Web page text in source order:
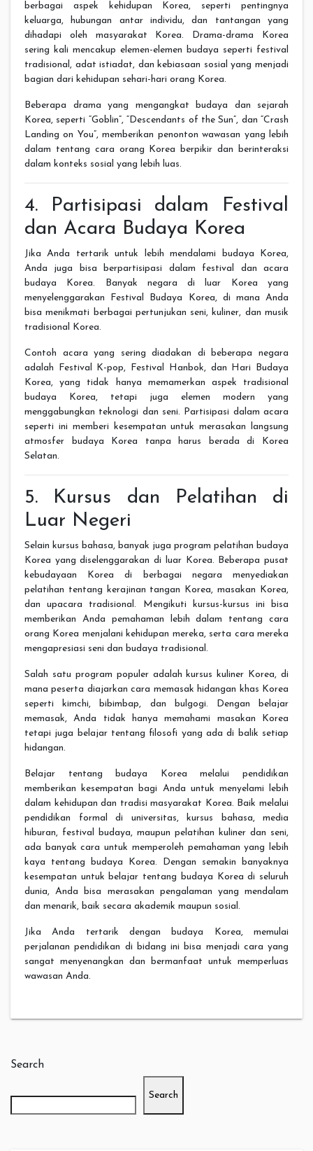
berbagai aspek kehidupan Korea, seperti pentingnya
keluarga, hubungan antar individu, dan tantangan yang
dihadapi oleh masyarakat Korea. Drama-drama Korea
sering kali mencakup elemen-elemen budaya seperti festival
tradisional, adat istiadat, dan kebiasaan sosial yang menjadi
bagian dari kehidupan sehari-hari orang Korea.
Beberapa drama yang mengangkat budaya dan sejarah
Korea, seperti “Goblin”, “Descendants of the Sun”, dan “Crash
Landing on You”, memberikan penonton wawasan yang lebih
dalam tentang cara orang Korea berpikir dan berinteraksi
dalam konteks sosial yang lebih luas.
4. Partisipasi dalam Festival
dan Acara Budaya Korea
Jika Anda tertarik untuk lebih mendalami budaya Korea,
Anda juga bisa berpartisipasi dalam festival dan acara
budaya Korea. Banyak negara di luar Korea yang
menyelenggarakan Festival Budaya Korea, di mana Anda
bisa menikmati berbagai pertunjukan seni, kuliner, dan musik
tradisional Korea.
Contoh acara yang sering diadakan di beberapa negara
adalah Festival K-pop, Festival Hanbok, dan Hari Budaya
Korea, yang tidak hanya memamerkan aspek tradisional
budaya Korea, tetapi juga elemen modern yang
menggabungkan teknologi dan seni. Partisipasi dalam acara
seperti ini memberi kesempatan untuk merasakan langsung
atmosfer budaya Korea tanpa harus berada di Korea
Selatan.
5. Kursus dan Pelatihan di
Luar Negeri
Selain kursus bahasa, banyak juga program pelatihan budaya
Korea yang diselenggarakan di luar Korea. Beberapa pusat
kebudayaan Korea di berbagai negara menyediakan
pelatihan tentang kerajinan tangan Korea, masakan Korea,
dan upacara tradisional. Mengikuti kursus-kursus ini bisa
memberikan Anda pemahaman lebih dalam tentang cara
orang Korea menjalani kehidupan mereka, serta cara mereka
mengapresiasi seni dan budaya tradisional.
Salah satu program populer adalah kursus kuliner Korea, di
mana peserta diajarkan cara memasak hidangan khas Korea
seperti kimchi, bibimbap, dan bulgogi. Dengan belajar
memasak, Anda tidak hanya memahami masakan Korea
tetapi juga belajar tentang filosofi yang ada di balik setiap
hidangan.
Belajar tentang budaya Korea melalui pendidikan
memberikan kesempatan bagi Anda untuk menyelami lebih
dalam kehidupan dan tradisi masyarakat Korea. Baik melalui
pendidikan formal di universitas, kursus bahasa, media
hiburan, festival budaya, maupun pelatihan kuliner dan seni,
ada banyak cara untuk memperoleh pemahaman yang lebih
kaya tentang budaya Korea. Dengan semakin banyaknya
kesempatan untuk belajar tentang budaya Korea di seluruh
dunia, Anda bisa merasakan pengalaman yang mendalam
dan menarik, baik secara akademik maupun sosial.
Jika Anda tertarik dengan budaya Korea, memulai
perjalanan pendidikan di bidang ini bisa menjadi cara yang
sangat menyenangkan dan bermanfaat untuk memperluas
wawasan Anda.
Search
Search